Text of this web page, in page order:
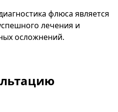
флюса является
лечения и
осложнений.